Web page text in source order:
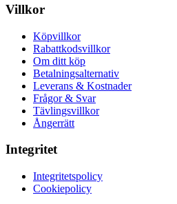
Villkor
Köpvillkor
Rabattkodsvillkor
Om ditt köp
Betalningsalternativ
Leverans & Kostnader
Frågor & Svar
Tävlingsvillkor
Ångerrätt
Integritet
Integritetspolicy
Cookiepolicy